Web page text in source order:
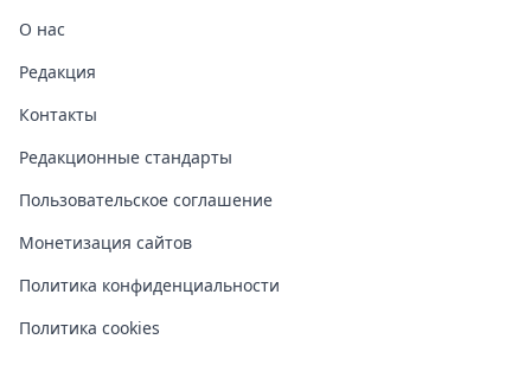
О нас
Редакция
Контакты
Редакционные стандарты
Пользовательское соглашение
Монетизация сайтов
Политика конфиденциальности
Политика cookies